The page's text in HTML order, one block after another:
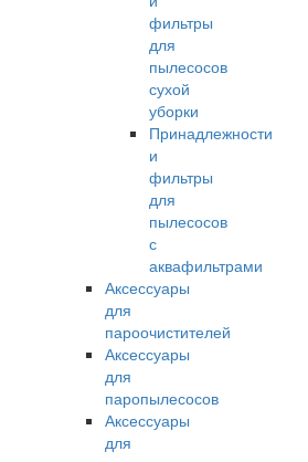
фильтры
для
пылесосов
сухой
уборки
Принадлежности
и
фильтры
для
пылесосов
с
аквафильтрами
Аксессуары
для
пароочистителей
Аксессуары
для
паропылесосов
Аксессуары
для